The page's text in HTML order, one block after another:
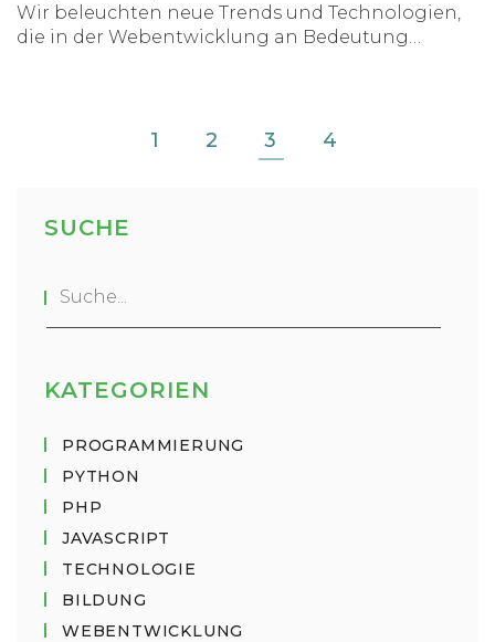
Wir beleuchten neue Trends und Technologien,
die in der Webentwicklung an Bedeutung
interessante Fakten und Tipps für den Übergang.
1 2 3 4
SUCHE
KATEGORIEN
PROGRAMMIERUNG
PYTHON
PHP
JAVASCRIPT
TECHNOLOGIE
BILDUNG
WEBENTWICKLUNG